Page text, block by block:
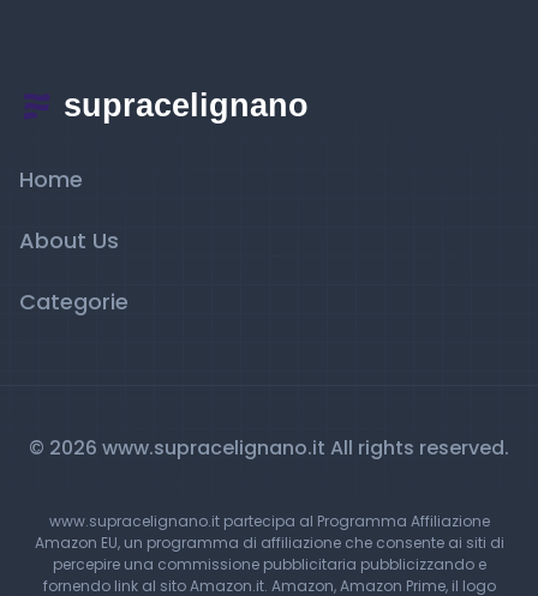
Home
About Us
Categorie
© 2026 www.supracelignano.it All rights reserved.
www.supracelignano.it partecipa al Programma Affiliazione
Amazon EU, un programma di affiliazione che consente ai siti di
percepire una commissione pubblicitaria pubblicizzando e
fornendo link al sito Amazon.it. Amazon, Amazon Prime, il logo